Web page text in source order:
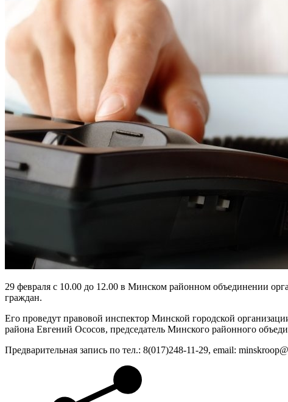
29 февраля с 10.00 до 12.00 в Минском районном объединении
граждан.
Его проведут правовой инспектор Минской городской
района Евгений Ососов, председатель Минского районного
Предварительная запись по тел.: 8(017)248-11-29, email: